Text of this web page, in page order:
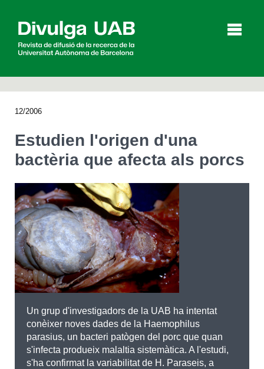
English Español
CERCAR
12/2006
Estudien l'origen d'una
bactèria que afecta als porcs
Un grup d'investigadors de la UAB ha intentat
conèixer noves dades de la Haemophilus
parasius, un bacteri patògen del porc que quan
s'infecta produeix malaltia sistemàtica. A l'estudi,
s'ha confirmat la variabilitat de H. Paraseis, a